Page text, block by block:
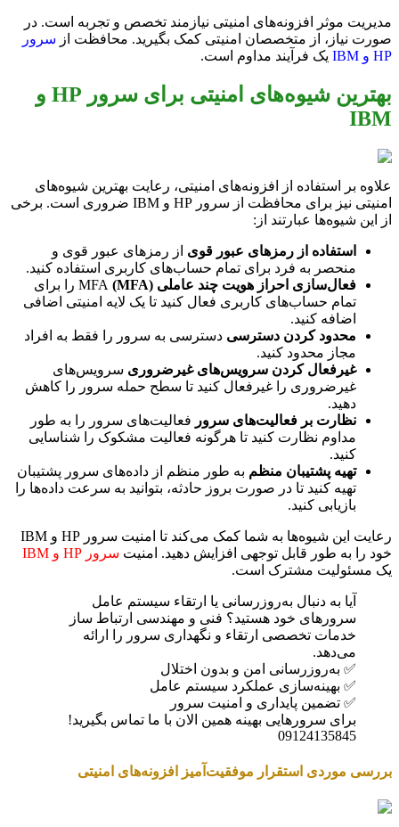
مدیریت موثر افزونه‌های امنیتی نیازمند تخصص و تجربه است. در
صورت نیاز، از متخصصان امنیتی کمک بگیرید. محافظت از سرور
HP و IBM
یک فرآیند مداوم است.
بهترین شیوه‌های امنیتی برای سرور HP و
IBM
علاوه بر استفاده از افزونه‌های امنیتی، رعایت بهترین شیوه‌های
امنیتی نیز برای محافظت از سرور HP و IBM ضروری است. برخی
از این شیوه‌ها عبارتند از:
استفاده از رمزهای عبور قوی از رمزهای عبور قوی و
منحصر به فرد برای تمام حساب‌های کاربری استفاده کنید.
فعال‌سازی احراز هویت چند عاملی (MFA)
MFA را برای
تمام حساب‌های کاربری فعال کنید تا یک لایه امنیتی اضافی
اضافه کنید.
محدود کردن دسترسی دسترسی به سرور را فقط به افراد
مجاز محدود کنید.
غیرفعال کردن سرویس‌های غیرضروری سرویس‌های
غیرضروری را غیرفعال کنید تا سطح حمله سرور را کاهش
دهید.
نظارت بر فعالیت‌های سرور فعالیت‌های سرور را به طور
مداوم نظارت کنید تا هرگونه فعالیت مشکوک را شناسایی
کنید.
تهیه پشتیبان منظم به طور منظم از داده‌های سرور پشتیبان
تهیه کنید تا در صورت بروز حادثه، بتوانید به سرعت داده‌ها را
بازیابی کنید.
رعایت این شیوه‌ها به شما کمک می‌کند تا امنیت سرور HP و IBM
خود را به طور قابل توجهی افزایش دهید. امنیت سرور HP و IBM
یک مسئولیت مشترک است.
آیا به دنبال به‌روزرسانی یا ارتقاء سیستم عامل
سرورهای خود هستید؟ فنی و مهندسی ارتباط ساز
خدمات تخصصی ارتقاء و نگهداری سرور را ارائه
می‌دهد.
✅ به‌روزرسانی امن و بدون اختلال
✅ بهینه‌سازی عملکرد سیستم عامل
✅ تضمین پایداری و امنیت سرور
برای سرورهایی بهینه همین الان با ما تماس بگیرید!
09124135845
بررسی موردی استقرار موفقیت‌آمیز افزونه‌های امنیتی